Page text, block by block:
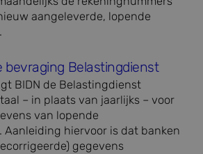
aangeleverde, lopende
bevraging Belastingdienst
BIDN de Belastingdienst
– in plaats van jaarlijks – voor
van lopende
Aanleiding hiervoor is dat banken
gegevens